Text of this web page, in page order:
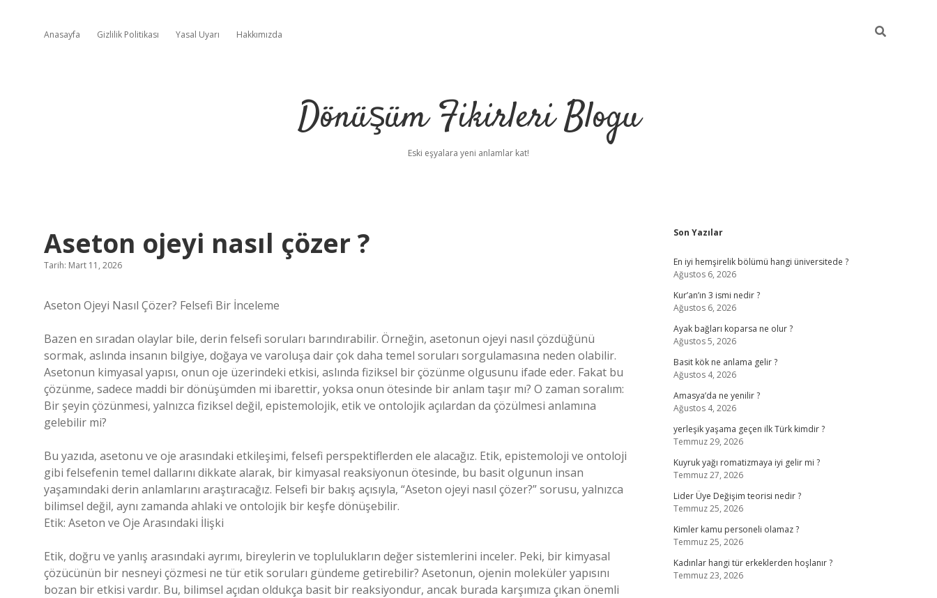
Anasayfa Gizlilik Politikası Yasal Uyarı Hakkımızda
Dönüşüm Fikirleri Blogu
Eski eşyalara yeni anlamlar kat!
Aseton ojeyi nasıl çözer ?
Tarih: Mart 11, 2026
Aseton Ojeyi Nasıl Çözer? Felsefi Bir İnceleme
Bazen en sıradan olaylar bile, derin felsefi soruları barındırabilir. Örneğin, asetonun ojeyi nasıl çözdüğünü
sormak, aslında insanın bilgiye, doğaya ve varoluşa dair çok daha temel soruları sorgulamasına neden olabilir.
Asetonun kimyasal yapısı, onun oje üzerindeki etkisi, aslında fiziksel bir çözünme olgusunu ifade eder. Fakat bu
çözünme, sadece maddi bir dönüşümden mi ibarettir, yoksa onun ötesinde bir anlam taşır mı? O zaman soralım:
Bir şeyin çözünmesi, yalnızca fiziksel değil, epistemolojik, etik ve ontolojik açılardan da çözülmesi anlamına
gelebilir mi?
Bu yazıda, asetonu ve oje arasındaki etkileşimi, felsefi perspektiflerden ele alacağız. Etik, epistemoloji ve ontoloji
gibi felsefenin temel dallarını dikkate alarak, bir kimyasal reaksiyonun ötesinde, bu basit olgunun insan
yaşamındaki derin anlamlarını araştıracağız. Felsefi bir bakış açısıyla, “Aseton ojeyi nasıl çözer?” sorusu, yalnızca
bilimsel değil, aynı zamanda ahlaki ve ontolojik bir keşfe dönüşebilir.
Etik: Aseton ve Oje Arasındaki İlişki
Etik, doğru ve yanlış arasındaki ayrımı, bireylerin ve toplulukların değer sistemlerini inceler. Peki, bir kimyasal
çözücünün bir nesneyi çözmesi ne tür etik soruları gündeme getirebilir? Asetonun, ojenin moleküler yapısını
bozan bir etkisi vardır. Bu, bilimsel açıdan oldukça basit bir reaksiyondur, ancak burada karşımıza çıkan önemli
Sidebar
Son Yazılar
En iyi hemşirelik bölümü hangi üniversitede ?
Ağustos 6, 2026
Kur’an’ın 3 ismi nedir ?
Ağustos 6, 2026
Ayak bağları koparsa ne olur ?
Ağustos 5, 2026
Basit kök ne anlama gelir ?
Ağustos 4, 2026
Amasya’da ne yenilir ?
Ağustos 4, 2026
yerleşik yaşama geçen ilk Türk kimdir ?
Temmuz 29, 2026
Kuyruk yağı romatizmaya iyi gelir mi ?
Temmuz 27, 2026
Lider Üye Değişim teorisi nedir ?
Temmuz 25, 2026
Kimler kamu personeli olamaz ?
Temmuz 25, 2026
Kadınlar hangi tür erkeklerden hoşlanır ?
Temmuz 23, 2026
ilbet yeni girişbetexpergiris.casino